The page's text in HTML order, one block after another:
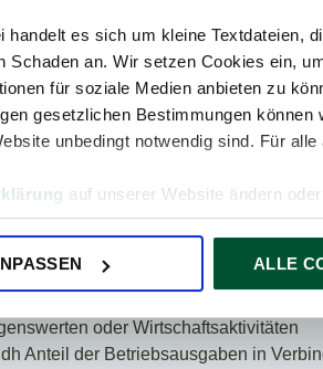
es sich um kleine Textdateien,
an. Wir setzen Cookies ein,
für soziale Medien anbieten zu
gesetzlichen Bestimmungen können
unbedingt notwendig sind. Für
auf unserer Website ändern oder
ALLE
und
zur Klima- und Umweltleistung der
Die Europäische Kommission hat
veröffentlicht, in dem es um die
Berichterstattung
Wirtschaftsaktivitäten in Form
sind
, dh Anteil des Umsatzes von
nachhaltigen Wirtschaftsaktivitäten
, dh Anteil der Gesamtinvestitionen in
oder Wirtschaftsaktivitäten
Anteil der Betriebsausgaben in